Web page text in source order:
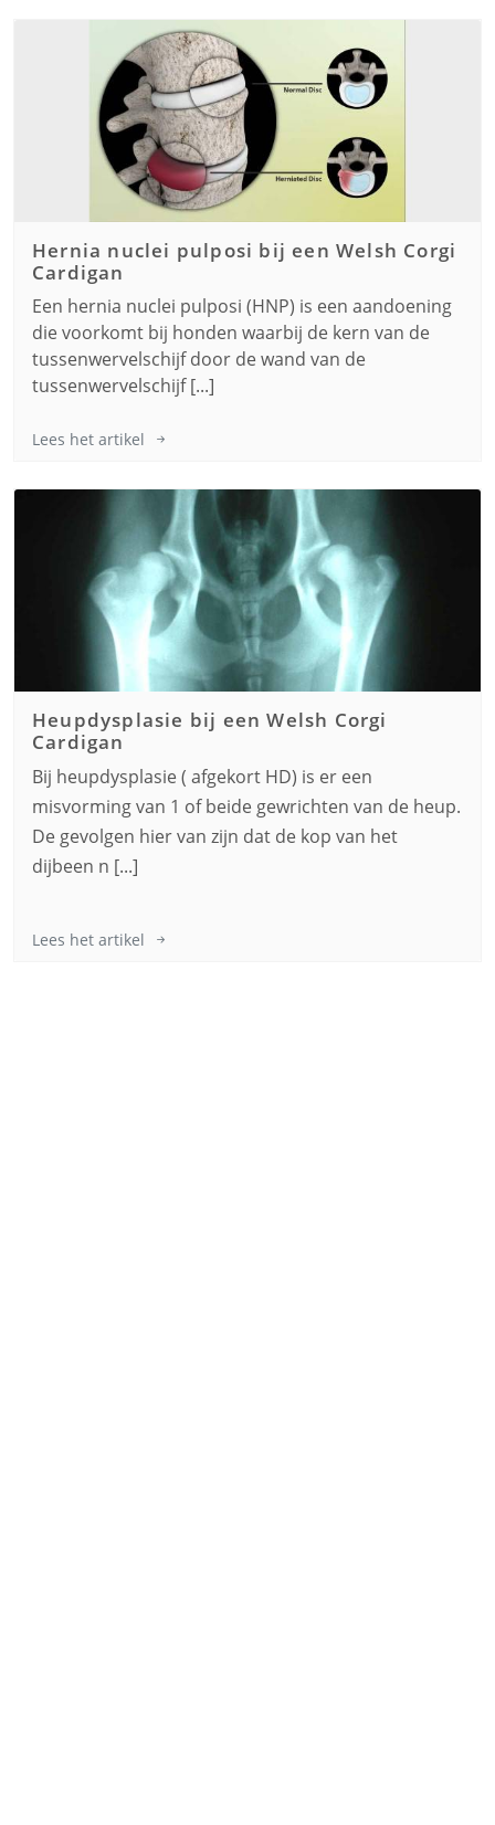
Hernia nuclei pulposi bij een Welsh Corgi
Cardigan
Een hernia nuclei pulposi (HNP) is een aandoening
die voorkomt bij honden waarbij de kern van de
tussenwervelschijf door de wand van de
tussenwervelschijf [...]
Lees het artikel
Heupdysplasie bij eenWelsh Corgi
Cardigan
Bij heupdysplasie ( afgekort HD) is er een
misvorming van 1 of beide gewrichten van de heup.
De gevolgen hier van zijn dat de kop van het
dijbeen n [...]
Lees het artikel